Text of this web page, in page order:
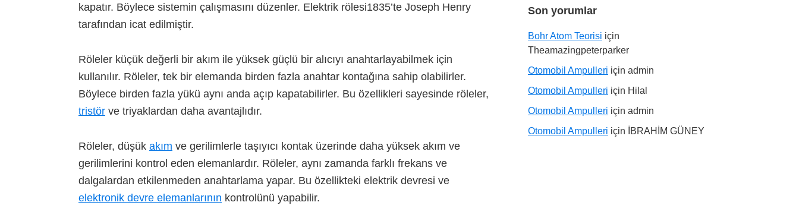
kapatır. Böylece sistemin çalışmasını düzenler. Elektrik rölesi1835’te Joseph Henry
tarafından icat edilmiştir.
Röleler küçük değerli bir akım ile yüksek güçlü bir alıcıyı anahtarlayabilmek için
kullanılır. Röleler, tek bir elemanda birden fazla anahtar kontağına sahip olabilirler.
Böylece birden fazla yükü aynı anda açıp kapatabilirler. Bu özellikleri sayesinde röleler,
tristör ve triyaklardan daha avantajlıdır.
Röleler, düşük akım ve gerilimlerle taşıyıcı kontak üzerinde daha yüksek akım ve
gerilimlerini kontrol eden elemanlardır. Röleler, aynı zamanda farklı frekans ve
dalgalardan etkilenmeden anahtarlama yapar. Bu özellikteki elektrik devresi ve
elektronik devre elemanlarının kontrolünü yapabilir.
Son yorumlar
Bohr Atom Teorisi için
Theamazingpeterparker
Otomobil Ampulleri için admin
Otomobil Ampulleri için Hilal
Otomobil Ampulleri için admin
Otomobil Ampulleri için İBRAHİM GÜNEY